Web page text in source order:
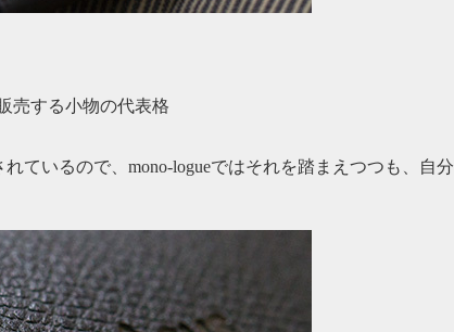
売する小物の代表格
ているので、mono-logueではそれを踏まえつつも、自分